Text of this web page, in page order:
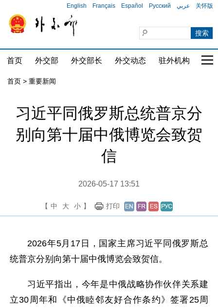
English Français Español Русский عربي 关怀版
首页 外交部 外交部长 外交动态 驻外机构 国
首页 > 重要新闻
习近平同俄罗斯总统普京分
别向第十届中俄博览会致贺
信
2026-05-17 13:51
【 中 大 小 】 打印
2026年5月17日，国家主席习近平同俄罗斯总
统普京分别向第十届中俄博览会致贺信。
习近平指出，今年是中俄战略协作伙伴关系建
立30周年和《中俄睦邻友好合作条约》签署25周